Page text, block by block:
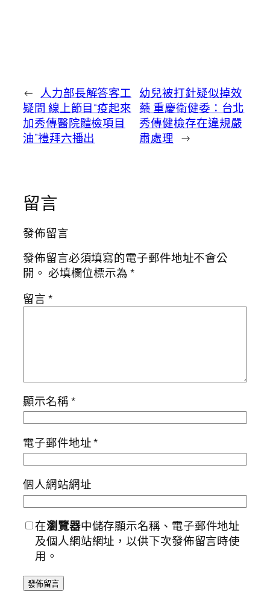
← 人力部長解答客工
疑問 線上節目“疫起來
加秀傳醫院體檢項目
油”禮拜六播出
幼兒被打針疑似掉效
藥 重慶衛健委：台北
秀傳健檢存在違規嚴
肅處理 →
留言
發佈留言
發佈留言必須填寫的電子郵件地址不會公
開。 必填欄位標示為*
留言*
顯示名稱*
電子郵件地址*
個人網站網址
在瀏覽器中儲存顯示名稱、電子郵件地址
及個人網站網址，以供下次發佈留言時使
用。